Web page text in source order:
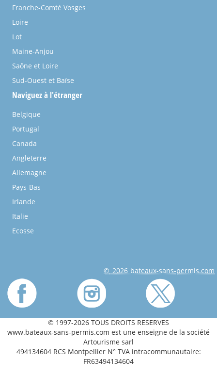
Franche-Comté Vosges
Loire
Lot
Maine-Anjou
Saône et Loire
Sud-Ouest et Baïse
Naviguez à l'étranger
Belgique
Portugal
Canada
Angleterre
Allemagne
Pays-Bas
Irlande
Italie
Ecosse
© 2026 bateaux-sans-permis.com
© 1997-2026 TOUS DROITS RESERVES
www.bateaux-sans-permis.com est une enseigne de la société
Artourisme sarl
494134604 RCS Montpellier N° TVA intracommunautaire:
FR63494134604